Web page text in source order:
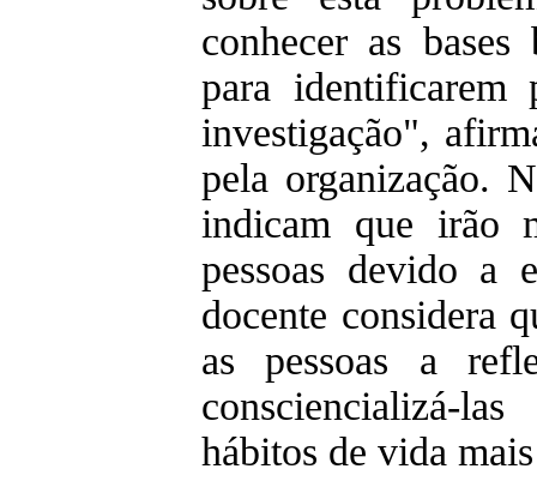
conhecer as
para identificarem
investigação",
pela organização.
indicam que irão
pessoas devido a
docente considera
as pessoas a
consciencializá-
hábitos de vida